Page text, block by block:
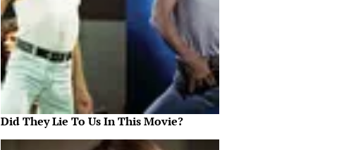
Did They Lie To Us In This Movie?